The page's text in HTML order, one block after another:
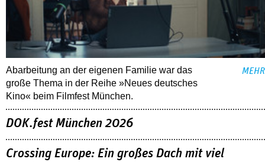
Abarbeitung an der eigenen Familie war das
große Thema in der Reihe »Neues deutsches
Kino« beim Filmfest München.
MEHR
DOK.fest München 2026
Crossing Europe: Ein großes Dach mit viel